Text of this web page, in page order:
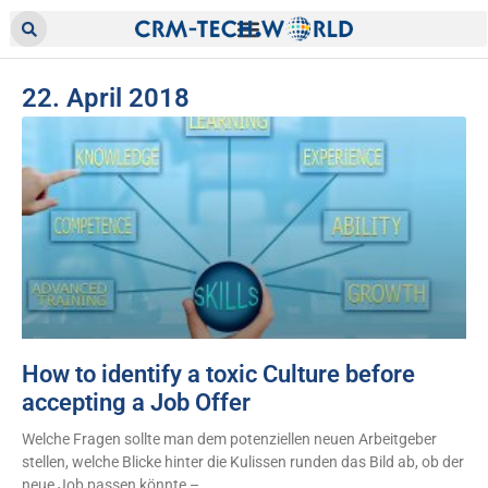
22. April 2018
How to identify a toxic Culture before
accepting a Job Offer
Welche Fragen sollte man dem potenziellen neuen Arbeitgeber
stellen, welche Blicke hinter die Kulissen runden das Bild ab, ob der